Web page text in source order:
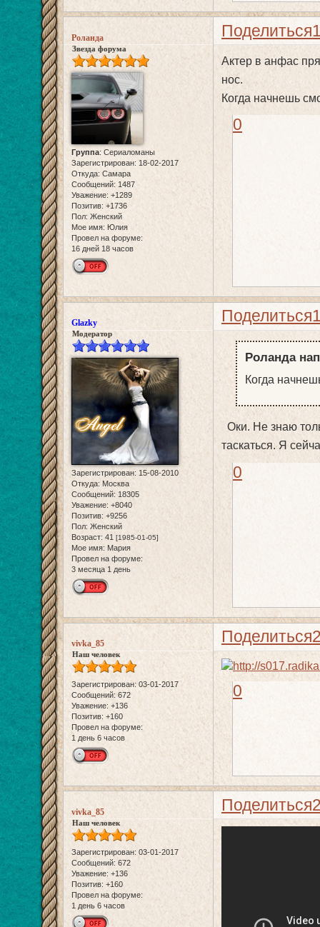
Поделиться
Роланда
Звезда форума
Группа: Сериаломаны
Зарегистрирован: 18-02-2017
Откуда: Самара
Сообщений: 1487
Уважение: +1289
Позитив: +1736
Пол: Женский
Мое имя: Юлия
Провел на форуме:
16 дней 18 часов
Актер в анфас
нос.
Когда начнешь
0
Поделиться
Glazky
Модератор
Зарегистрирован: 15-08-2010
Откуда: Москва
Сообщений: 18305
Уважение: +8040
Позитив: +9256
Пол: Женский
Возраст: 41 [1985-01-05]
Мое имя: Мария
Провел на форуме:
3 месяца 1 день
Роланда
Когда
Оки. Не знаю
таскаться. Я
0
Поделиться
vivka_85
Наш человек
Зарегистрирован: 03-01-2017
Сообщений: 672
Уважение: +136
Позитив: +160
Провел на форуме:
1 день 6 часов
0
Поделиться
vivka_85
Наш человек
Зарегистрирован: 03-01-2017
Сообщений: 672
Уважение: +136
Позитив: +160
Провел на форуме:
1 день 6 часов